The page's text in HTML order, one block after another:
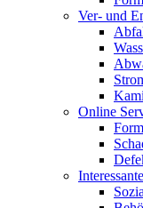
Ver- und
Online